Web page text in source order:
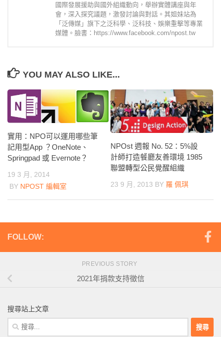
國際發展援助與國外組織動向，舉辦實體講座與年
會，深入探究議題，激發討論與對話。其姐妹站為
「泛傳媒」旗下之泛科學、泛科技、娛樂重擊等專業
媒體。臉書：https://www.facebook.com/npost.tw
YOU MAY ALSO LIKE...
實用：NPO可以運用哪些筆
記用型App ？OneNote、
Springpad 或 Evernote？
19 3 月, 2014
BY NPOST 編輯室
NPOst 週報 No. 52：5%設
計師打造餐廳友善環境 1985
聯盟轉型公民覺醒組織
23 9 月, 2013 BY 羅 佩琪
FOLLOW:
PREVIOUS STORY
2021年捐款支持徵信
搜尋站上文章
搜
尋